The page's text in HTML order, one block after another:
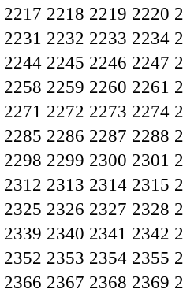
2217 2218 2219 2220
2231 2232 2233 2234
2244 2245 2246 2247
2258 2259 2260 2261
2271 2272 2273 2274
2285 2286 2287 2288
2298 2299 2300 2301
2312 2313 2314 2315
2325 2326 2327 2328
2339 2340 2341 2342
2352 2353 2354 2355
2366 2367 2368 2369